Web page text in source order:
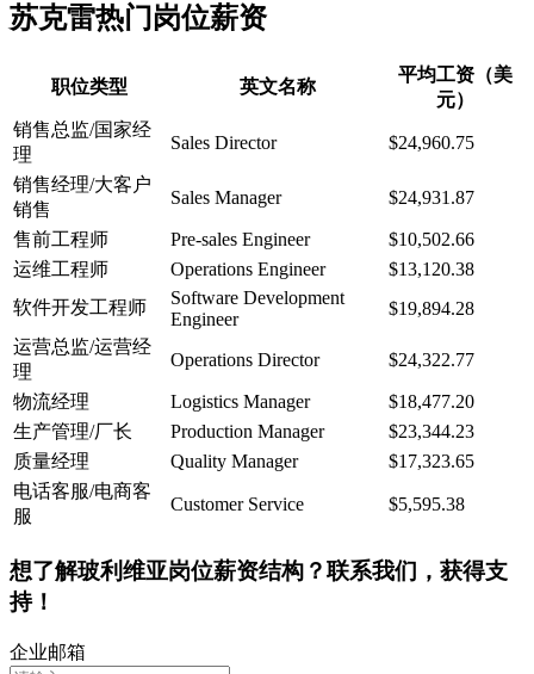
苏克雷热门岗位薪资
职位类型 英文名称
平均工资（美
元）
销售总监/国家经
理
Sales Director $24,960.75
销售经理/大客户
销售
Sales Manager $24,931.87
售前工程师 Pre-sales Engineer
$10,502.66
运维工程师
Operations Engineer
$13,120.38
软件开发工程师
Software Development
Engineer
$19,894.28
运营总监/运营经
理
Operations Director $24,322.77
物流经理 Logistics Manager
$18,477.20
生产管理/厂长
Production Manager
$23,344.23
质量经理
Quality Manager
$17,323.65
电话客服/电商客
服
Customer Service $5,595.38
想了解玻利维亚岗位薪资结构？联系我们，获得支
持！
企业邮箱